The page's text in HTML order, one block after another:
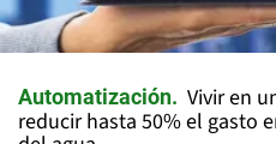
Automatización
Vivir en
reducir hasta 50% el gasto